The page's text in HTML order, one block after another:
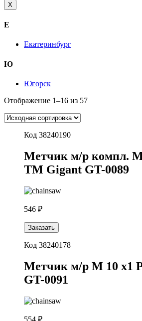
X
Е
Екатеринбург
Ю
Югорск
Отображение 1–16 из 57
Код 38240190
Метчик м/р компл.
ТМ Gigant GT-0089
546 ₽
Заказать
Код 38240178
Метчик м/р М 10 х1
GT-0091
554 ₽